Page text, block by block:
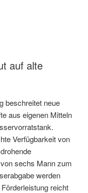
auf alte
beschreitet neue
aus eigenen Mitteln
Verfügbarkeit von
sechs Mann zum
werden
reicht